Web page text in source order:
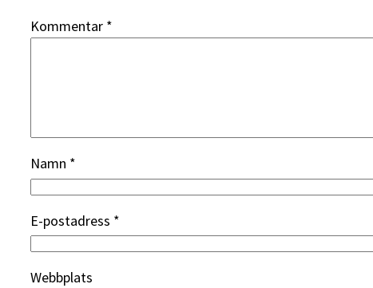
Kommentar *
Namn *
E-postadress *
Webbplats